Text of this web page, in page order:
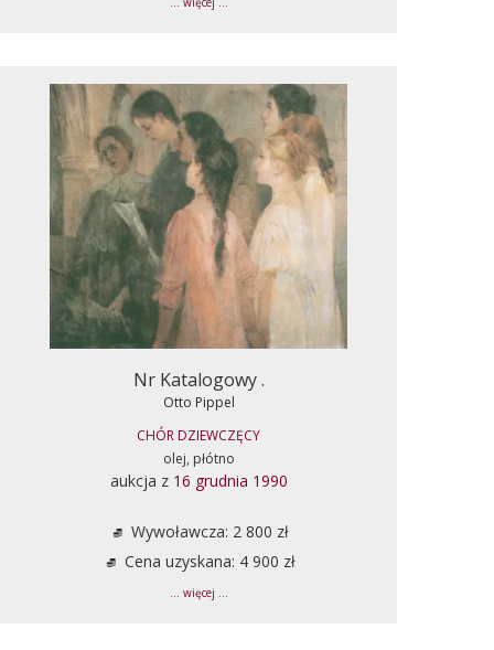
Nr Katalogowy .
Otto Pippel
CHÓR DZIEWCZĘCY
olej, płótno
aukcja z 16 grudnia 1990
Wywoławcza: 2 800 zł
Cena uzyskana: 4 900 zł
... więcej ...